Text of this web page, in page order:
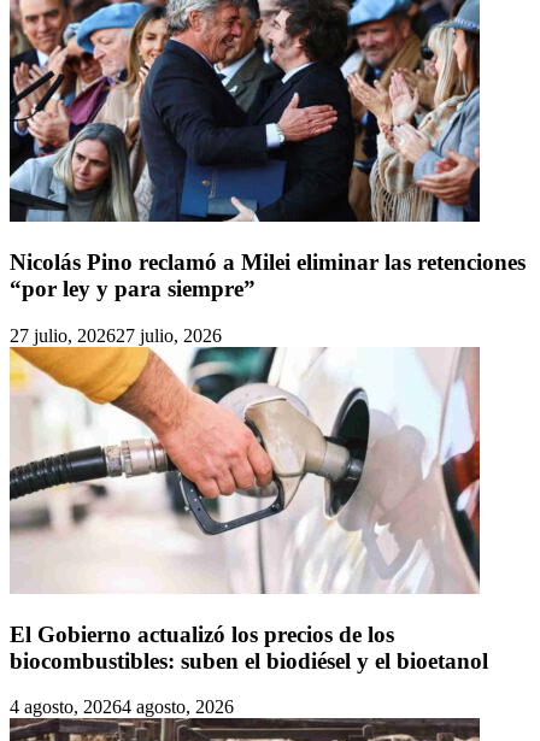
Nicolás Pino reclamó a Milei eliminar las retenciones
“por ley y para siempre”
27 julio, 202627 julio, 2026
El Gobierno actualizó los precios de los
biocombustibles: suben el biodiésel y el bioetanol
4 agosto, 20264 agosto, 2026